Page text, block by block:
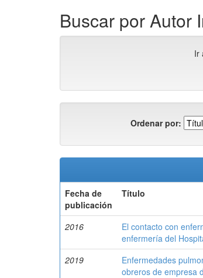
Buscar por Autor
Ir
Ordenar por:
Fecha de
publicación
Título
2016
El contacto con
enfermería del
2019
Enfermedades
obreros de empresa